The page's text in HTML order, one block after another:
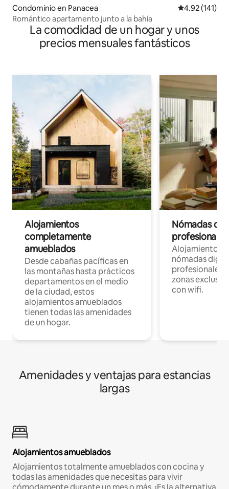
Condominio en Panacea Calificación
4.92 (141)
Romántico apartamento junto a la bahía
La comodidad de un hogar y unos
precios mensuales fantásticos
Alojamientos
completamente
amueblados
Desde cabañas pacíficas en
las montañas hasta prácticos
departamentos en el medio
de la ciudad, estos
alojamientos amueblados
tienen todas las amenidades
de un hogar.
Nómadas
Alojamientos
nómadas
profesionales
zonas
con wifi.
Amenidades y ventajas para estancias
largas
Alojamientos amueblados
Alojamientos totalmente amueblados con cocina y
todas las amenidades que necesitas para vivir